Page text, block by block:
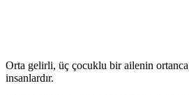
Orta gelirli, üç çocuklu bir ailenin
insanlardır.